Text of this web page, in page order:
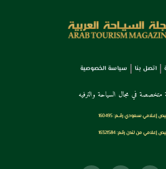
اتصل بنا سياسة الخصوصية
متخصصة في مجال السياحة والترفيه
إعـلامي سـعودي رقــم: 160495
إعلامي من لندن رقم: 16321584